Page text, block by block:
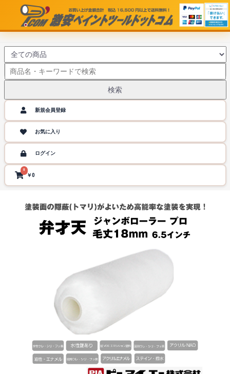
検索
新規会員登録
お気に入り
ログイン
0
￥0